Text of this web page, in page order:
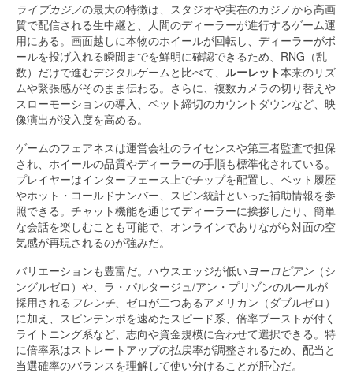
ライブカジノの最大の特徴は、スタジオや実在のカジノから高画
質で配信される生中継と、人間のディーラーが進行するゲーム運
用にある。画面越しに本物のホイールが回転し、ディーラーがボ
ールを投げ入れる瞬間までを鮮明に確認できるため、RNG（乱
数）だけで進むデジタルゲームと比べて、 ルーレット本来のリズ
ムや緊張感がそのまま伝わる。さらに、複数カメラの切り替えや
スローモーションの導入、ベット締切のカウントダウンなど、映
像演出が没入度を高める。
ゲームのフェアネスは運営会社のライセンスや第三者監査で担保
され、ホイールの品質やディーラーの手順も標準化されている。
プレイヤーはインターフェース上でチップを配置し、ベット履歴
やホット・コールドナンバー、スピン統計といった補助情報を参
照できる。チャット機能を通じてディーラーに挨拶したり、簡単
な会話を楽しむことも可能で、オンラインでありながら対面の空
気感が再現されるのが強みだ。
バリエーションも豊富だ。ハウスエッジが低いヨーロピアン （シ
ングルゼロ）や、ラ・パルタージュ/アン・プリゾンのルールが
採用される フレンチ、ゼロが二つあるアメリカン（ダブルゼロ）
に加え、スピンテンポを速めたスピード系、倍率ブーストが付く
ライトニング系など、志向や資金規模に合わせて選択できる。特
に倍率系はストレートアップの払戻率が調整されるため、配当と
当選確率のバランスを理解して使い分けることが肝心だ。